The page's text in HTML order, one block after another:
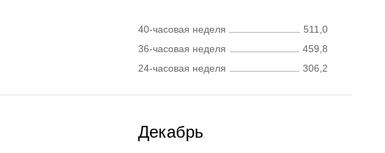
40-часовая неделя
511,0
36-часовая неделя
459,8
24-часовая неделя
306,2
Декабрь